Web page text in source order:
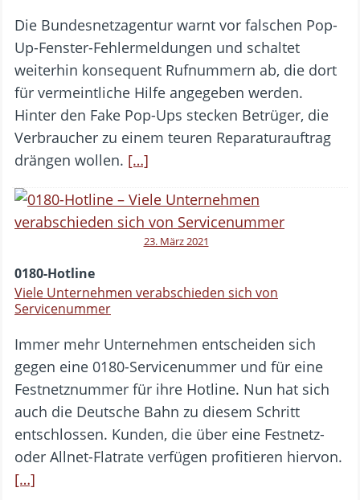
Die Bundesnetzagentur warnt vor falschen Pop-
Up-Fenster-Fehlermeldungen und schaltet
weiterhin konsequent Rufnummern ab, die dort
für vermeintliche Hilfe angegeben werden.
Hinter den Fake Pop-Ups stecken Betrüger, die
Verbraucher zu einem teuren Reparaturauftrag
drängen wollen. […]
23. März 2021
0180-Hotline
Viele Unternehmen verabschieden sich von
Servicenummer
Immer mehr Unternehmen entscheiden sich
gegen eine 0180-Servicenummer und für eine
Festnetznummer für ihre Hotline. Nun hat sich
auch die Deutsche Bahn zu diesem Schritt
entschlossen. Kunden, die über eine Festnetz-
oder Allnet-Flatrate verfügen profitieren hiervon.
[…]